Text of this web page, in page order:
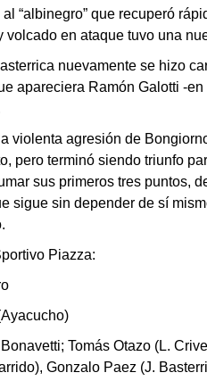
“albinegro” que recuperó
volcado en ataque tuvo una
nuevamente se hizo
apareciera Ramón Galotti -
violenta agresión de
pero terminó siendo triunfo
sus primeros tres puntos,
sigue sin depender de sí
Piazza:
Tomás Otazo (L.
Gonzalo Paez (J.